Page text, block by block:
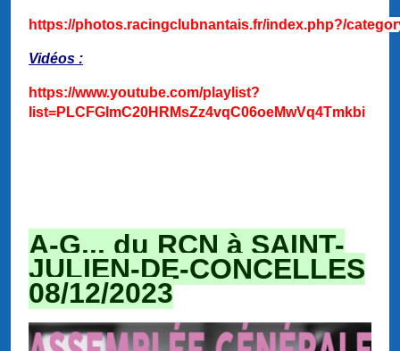
https://photos.racingclubnantais.fr/index.php?/
Vidéos :
https://www.youtube.com/playlist?
list=PLCFGlmC20HRMsZz4vqC06oeMwVq4Tmkbi
A-G... du RCN à SAINT-
JULIEN-DE-CONCELLES
08/12/2023